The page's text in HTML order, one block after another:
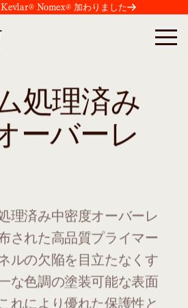
Nomex® 加わりました
処理済み
ーバーレ
理済み中密度オーバーレ
された高品質プライマー
ルの欠陥を目立たなくす
な色調の塗装可能な表面
れにより優れた保護性と